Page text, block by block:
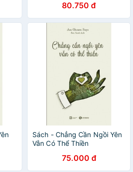
80.750 đ
Sách - Chẳng Cần Ngồi Yên
Vẫn Có Thể Thiền
75.000 đ